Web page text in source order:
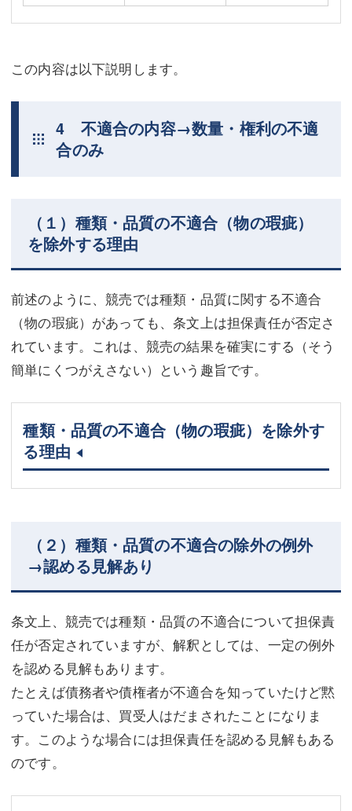
この内容は以下説明します。
4 不適合の内容→数量・権利の不適
合のみ
（１）種類・品質の不適合（物の瑕疵）
を除外する理由
前述のように、競売では種類・品質に関する不適合
（物の瑕疵）があっても、条文上は担保責任が否定さ
れています。これは、競売の結果を確実にする（そう
簡単にくつがえさない）という趣旨です。
種類・品質の不適合（物の瑕疵）を除外す
る理由
（２）種類・品質の不適合の除外の例外
→認める見解あり
条文上、競売では種類・品質の不適合について担保責
任が否定されていますが、解釈としては、一定の例外
を認める見解もあります。
たとえば債務者や債権者が不適合を知っていたけど黙
っていた場合は、買受人はだまされたことになりま
す。このような場合には担保責任を認める見解もある
のです。